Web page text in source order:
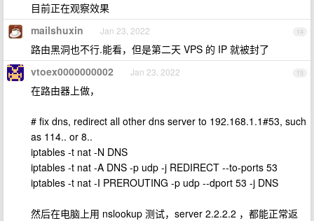
目前正在观察效果
14
mailshuxin Jan 23, 2022
路由黑洞也不行.能看，但是第二天 VPS 的 IP 就被封了
15
vtoex0000000002 Jan 23, 2022
在路由器上做，
# fix dns, redirect all other dns server to 192.168.1.1#53, such
as 114.. or 8..
iptables -t nat -N DNS
iptables -t nat -A DNS -p udp -j REDIRECT --to-ports 53
iptables -t nat -I PREROUTING -p udp --dport 53 -j DNS
然后在电脑上用 nslookup 测试，server 2.2.2.2 ，都能正常返